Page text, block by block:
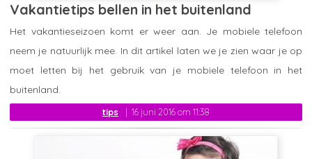
Vakantietips bellen in het buitenland
tips 16 juni 2016 om 11:38
Het vakantieseizoen komt er weer aan. Je mobiele telefoon
neem je natuurlijk mee. In dit artikel laten we je zien waar je op
moet letten bij het gebruik van je mobiele telefoon in het
buitenland.